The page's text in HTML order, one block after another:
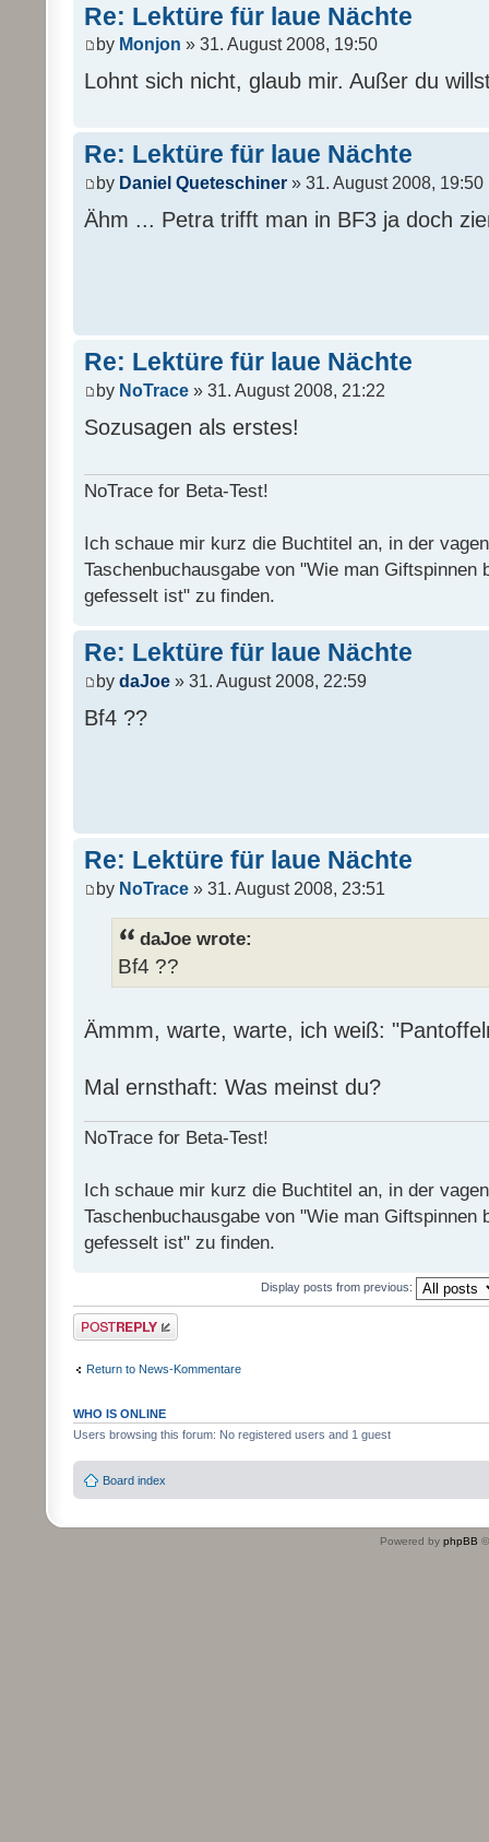
Re: Lektüre für laue Nächte
by Monjon » 31. August 2008, 19:50
Lohnt sich nicht, glaub mir. Außer du
Re: Lektüre für laue Nächte
by Daniel Queteschiner » 31. August 2008, 19:50
Ähm ... Petra trifft man in BF3 ja doch
Re: Lektüre für laue Nächte
by NoTrace » 31. August 2008, 21:22
Sozusagen als erstes!
NoTrace for Beta-Test!
Ich schaue mir kurz die Buchtitel an, in der
Taschenbuchausgabe von "Wie man Giftspinnen
gefesselt ist" zu finden.
Re: Lektüre für laue Nächte
by daJoe » 31. August 2008, 22:59
Bf4 ??
Re: Lektüre für laue Nächte
by NoTrace » 31. August 2008, 23:51
daJoe wrote:
Bf4 ??
Ämmm, warte, warte, ich weiß:
Mal ernsthaft: Was meinst du?
NoTrace for Beta-Test!
Ich schaue mir kurz die Buchtitel an, in der
Taschenbuchausgabe von "Wie man Giftspinnen
gefesselt ist" zu finden.
Display posts from previous:
Post a reply
Return to News-Kommentare
WHO IS ONLINE
Users browsing this forum: No registered users and 1 guest
Board index
Powered by phpBB